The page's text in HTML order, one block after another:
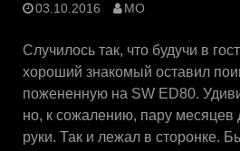
03.10.2016 MO
Случилось так, что будучи в
хороший знакомый оставил
пожененную на SW ED80.
но, к сожалению, пару месяцев
руки. Так и лежал в сторонке.